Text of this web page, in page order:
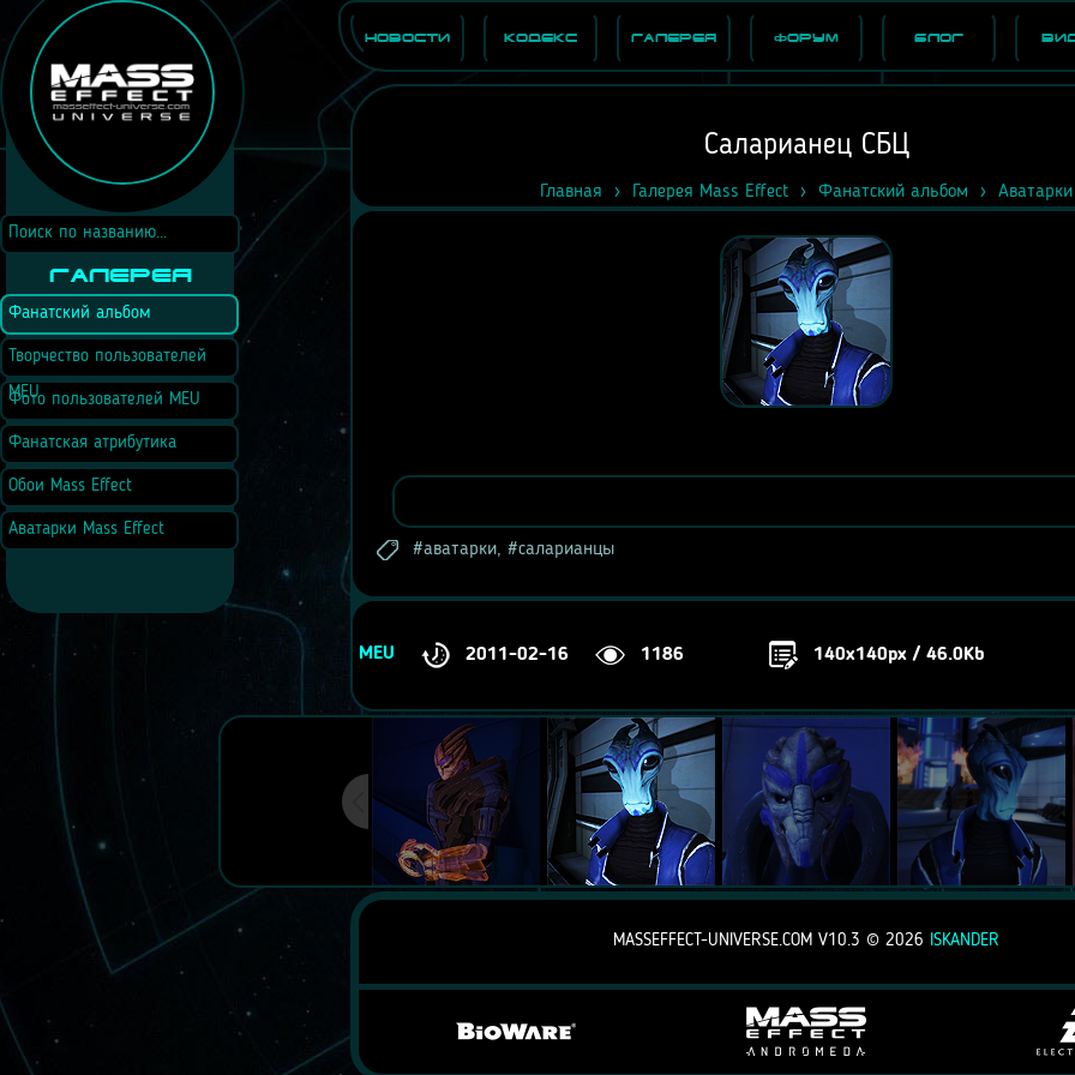
Новости Кодекс Галерея Форум Блог
Главная Галерея Mass Effect Фанатский альбом Аватарки
Саларианец СБЦ
аватарки, саларианцы
MEU 2011-02-16 1186 140x140px / 46.0Kb
Галерея
Фанатский альбом
Творчество пользователей
MEU
Фото пользователей MEU
Фанатская атрибутика
Обои Mass Effect
Аватарки Mass Effect
MASSEFFECT-UNIVERSE.COM V10.3 © 2026 ISKANDER